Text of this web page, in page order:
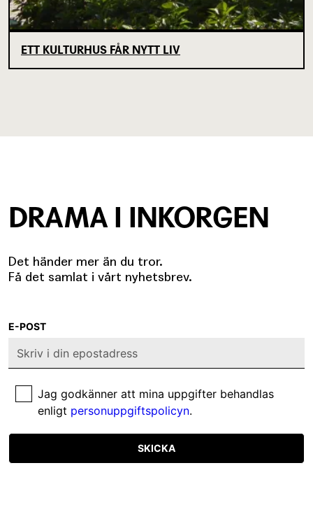
ETT KULTURHUS FÅR NYTT LIV
DRAMA I INKORGEN
Det händer mer än du tror.
Få det samlat i vårt nyhetsbrev.
E-POST
Jag godkänner att mina uppgifter behandlas
enligt personuppgiftspolicyn.
SKICKA